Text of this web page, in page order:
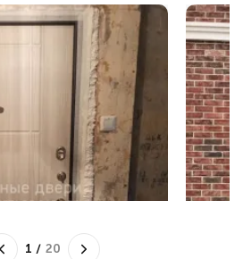
1 / 20